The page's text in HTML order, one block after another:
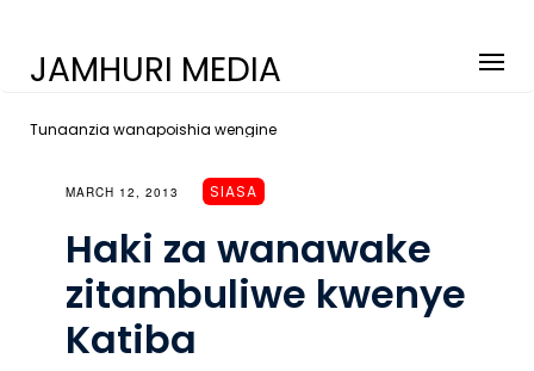
JAMHURI MEDIA
Tunaanzia wanapoishia wengine
MARCH 12, 2013 SIASA
Haki za wanawake
zitambuliwe kwenye
Katiba